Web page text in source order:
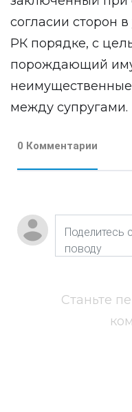
согласии сторон
РК порядке, с
порождающий
между супругами.
0 Комментарии
Станьте